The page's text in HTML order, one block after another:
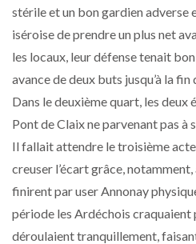
stérile et un bon gardien
iséroise de prendre un plus net
les locaux, leur défense tenait
avance de deux buts jusqu’à la
Dans le deuxième quart, les deux
Pont de Claix ne parvenant pas à
Il fallait attendre le troisième
creuser l’écart grâce,
finirent par user Annonay
période les Ardéchois craquaient
déroulaient tranquillement,